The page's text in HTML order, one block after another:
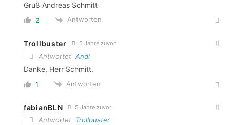
Gruß Andreas Schmitt
2 Antworten
Trollbuster 5 Jahre zuvor
Antwortet Andi
Danke, Herr Schmitt.
1 Antworten
fabianBLN 5 Jahre zuvor
Antwortet Trollbuster